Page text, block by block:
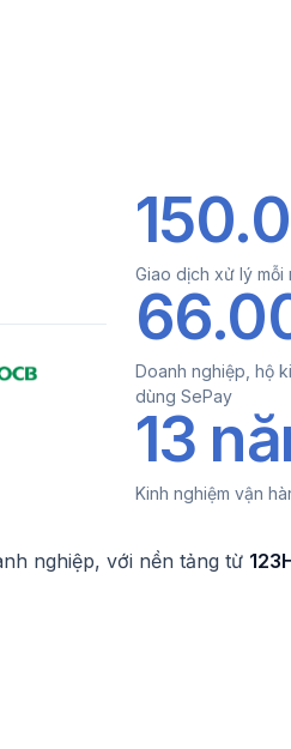
Giao dịch xử lý mỗi
Doanh nghiệp, hộ
dùng SePay
13
Kinh nghiệm vận
nghiệp, với nền tảng từ